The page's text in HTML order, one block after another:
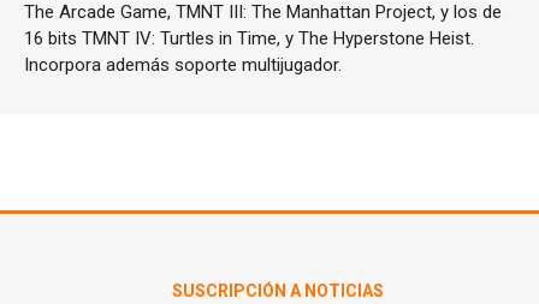
The Arcade Game, TMNT III: The Manhattan Project, y los de
16 bits TMNT IV: Turtles in Time, y The Hyperstone Heist.
Incorpora además soporte multijugador.
SUSCRIPCIÓN A NOTICIAS